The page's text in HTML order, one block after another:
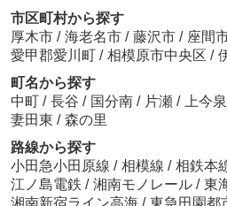
市区町村から探す
厚木市 / 海老名市 / 藤沢市 / 座間
愛甲郡愛川町 / 相模原市中央区 /
町名から探す
中町 / 長谷 / 国分南 / 片瀬 / 上今泉
妻田東 / 森の里
路線から探す
小田急小田原線 / 相模線 / 相鉄本
江ノ島電鉄 / 湘南モノレール / 東
湘南新宿ライン高海 / 東急田園都